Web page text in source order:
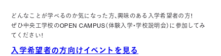
どんなことが学べるのか気になった方、興味のある入学希望者の方！
ぜひ中央工学校のOPEN CAMPUS（体験入学・学校説明会）に参加してみ
てください！
入学希望者の方向けイベントを見る